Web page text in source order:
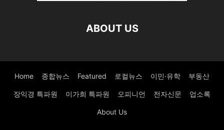
ABOUT US
Home 종합뉴스 Featured 로컬뉴스 이민·유학 부동산
장익경 특파원 이가희 특파원 오피니언 전자신문 업소록
About Us